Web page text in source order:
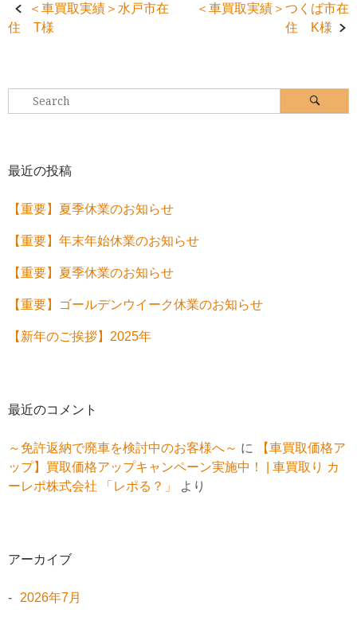
Post
navigation
＜車買取実績＞水戸市在
住 T様
＜車買取実績＞つくば市在
住 K様
Search
for:
最近の投稿
【重要】夏季休業のお知らせ
【重要】年末年始休業のお知らせ
【重要】夏季休業のお知らせ
【重要】ゴールデンウイーク休業のお知らせ
【新年のご挨拶】2025年
最近のコメント
～免許返納で廃車を検討中のお客様へ～ に
【車買取価格ア
ップ】買取価格アップキャンペーン実施中！ | 車買取り カ
ーレポ株式会社 「レポる？」
より
アーカイブ
2026年7月